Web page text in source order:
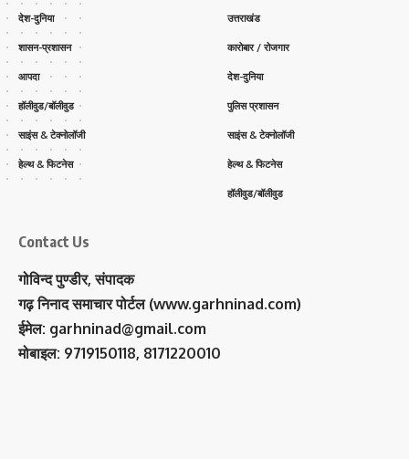
देश-दुनिया
शासन-प्रशासन
आपदा
हॉलीवुड/बॉलीवुड
साइंस & टेक्नोलॉजी
हेल्थ & फिटनेस
उत्तराखंड
कारोबार / रोजगार
देश-दुनिया
पुलिस प्रशासन
साइंस & टेक्नोलॉजी
हेल्थ & फिटनेस
हॉलीवुड/बॉलीवुड
Contact Us
गोविन्द पुण्डीर, संपादक
गढ़ निनाद समाचार पोर्टल (www.garhninad.com)
ईमेल: garhninad@gmail.com
मोबाइल: 9719150118, 8171220010